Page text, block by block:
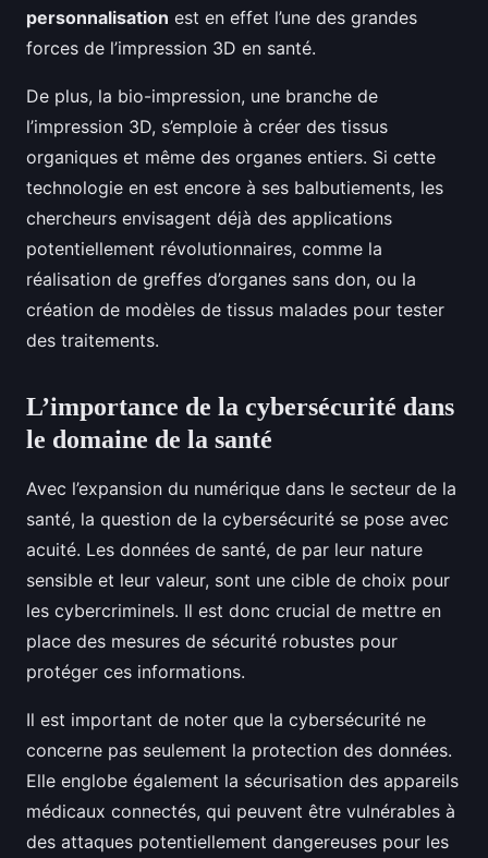
personnalisation est en effet l’une des grandes
forces de l’impression 3D en santé.
De plus, la bio-impression, une branche de
l’impression 3D, s’emploie à créer des tissus
organiques et même des organes entiers. Si cette
technologie en est encore à ses balbutiements, les
chercheurs envisagent déjà des applications
potentiellement révolutionnaires, comme la
réalisation de greffes d’organes sans don, ou la
création de modèles de tissus malades pour tester
des traitements.
L’importance de la cybersécurité dans
le domaine de la santé
Avec l’expansion du numérique dans le secteur de la
santé, la question de la cybersécurité se pose avec
acuité. Les données de santé, de par leur nature
sensible et leur valeur, sont une cible de choix pour
les cybercriminels. Il est donc crucial de mettre en
place des mesures de sécurité robustes pour
protéger ces informations.
Il est important de noter que la cybersécurité ne
concerne pas seulement la protection des données.
Elle englobe également la sécurisation des appareils
médicaux connectés, qui peuvent être vulnérables à
des attaques potentiellement dangereuses pour les